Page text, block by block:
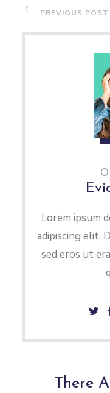
PREVIOUS POST
Lorem ipsum
adipiscing elit.
sed eros ut
There